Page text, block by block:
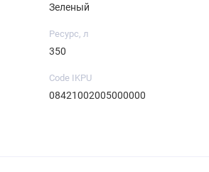
Зеленый
Ресурс, л
350
Code IKPU
08421002005000000